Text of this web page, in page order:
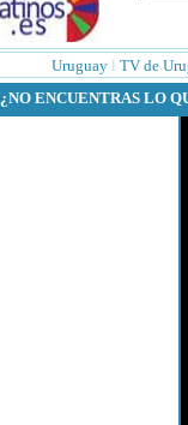
Uruguay l TV de
¿NO ENCUENTRAS LO